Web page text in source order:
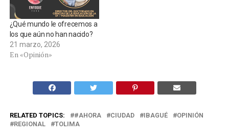
¿Qué mundo le ofrecemos a
los que aún no han nacido?
21 marzo, 2026
En «Opinión»
RELATED TOPICS: #AHORA CIUDAD IBAGUÉ
OPINIÓN
REGIONAL
TOLIMA